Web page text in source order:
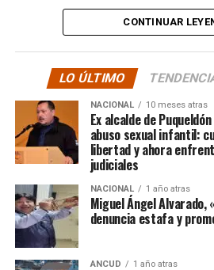
La solidaridad y empatía de los
sino que se superó con creces. De
cómputo dado a conocer reveló
$3.689.545.200.
Según Camila Gómez, el
millones sería destinadopara
asociados al suministro del
millonessolo incluye el frasco
otros gastos relacionados con
tratamiento
«, indicó a
CONTINUAR
LO ÚLTIMO
NACIONAL 10 meses atras
Ex alcalde de
abuso sexual infantil:
libertad y ahora
judiciales
NACIONAL 1 año atras
Miguel Ángel Alvarado,
denuncia estafa y
ANCUD 1 año atras